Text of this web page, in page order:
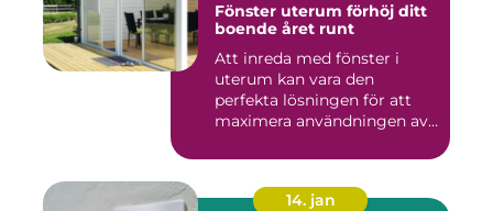
Fönster uterum förhöj ditt
boende året runt
Att inreda med fönster i
uterum kan vara den
perfekta lösningen för att
maximera användningen av
14. jan